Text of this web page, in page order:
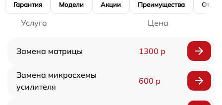
Гарантия Модели Акции Преимущества
Услуга Цена
Замена матрицы 1300 р
Замена микросхемы
усилителя
600 р